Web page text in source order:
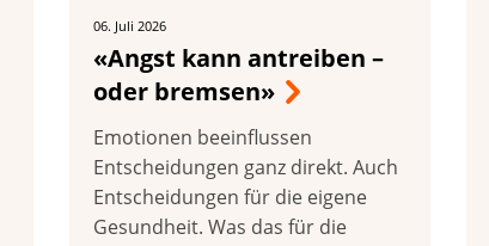
06. Juli 2026
«Angst kann antreiben –
oder bremsen»
Emotionen beeinflussen
Entscheidungen ganz direkt. Auch
Entscheidungen für die eigene
Gesundheit. Was das für die